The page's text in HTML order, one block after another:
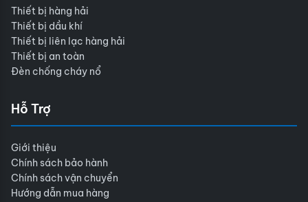
Thiết bị hàng hải
Thiết bị dầu khí
Thiết bị liên lạc hàng hải
Thiết bị an toàn
Đèn chống cháy nổ
Hỗ Trợ
Giới thiệu
Chính sách bảo hành
Chính sách vận chuyển
Hướng dẫn mua hàng